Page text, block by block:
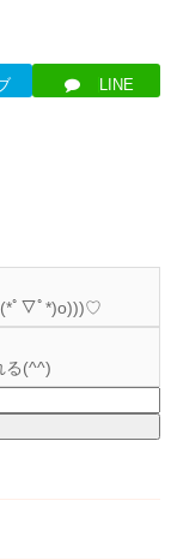
LINE
ﾟ▽ﾟ*)o)))♡
る(^^)